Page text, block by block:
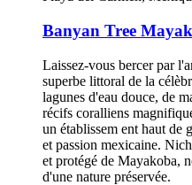
Banyan Tree
Laissez-vous bercer par
superbe littoral de la
lagunes d'eau douce, de
récifs coralliens
un établissem ent haut de
et passion mexicaine.
et protégé de Mayakoba,
d'une nature préservée.